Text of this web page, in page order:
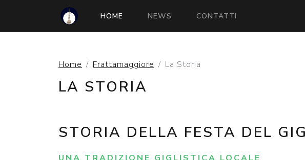
HOME (CURRENT)
NEWS CONTATTI
Home Frattamaggiore La Storia
LA STORIA
STORIA DELLA FESTA DEL